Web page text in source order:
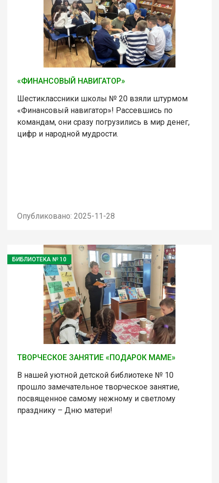
«ФИНАНСОВЫЙ НАВИГАТОР»
Шестиклассники школы № 20 взяли штурмом
«Финансовый навигатор»! Рассевшись по
командам, они сразу погрузились в мир денег,
цифр и народной мудрости.
Опубликовано: 2025-11-28
БИБЛИОТЕКА № 10
ТВОРЧЕСКОЕ ЗАНЯТИЕ «ПОДАРОК МАМЕ»
В нашей уютной детской библиотеке № 10
прошло замечательное творческое занятие,
посвященное самому нежному и светлому
празднику – Дню матери!